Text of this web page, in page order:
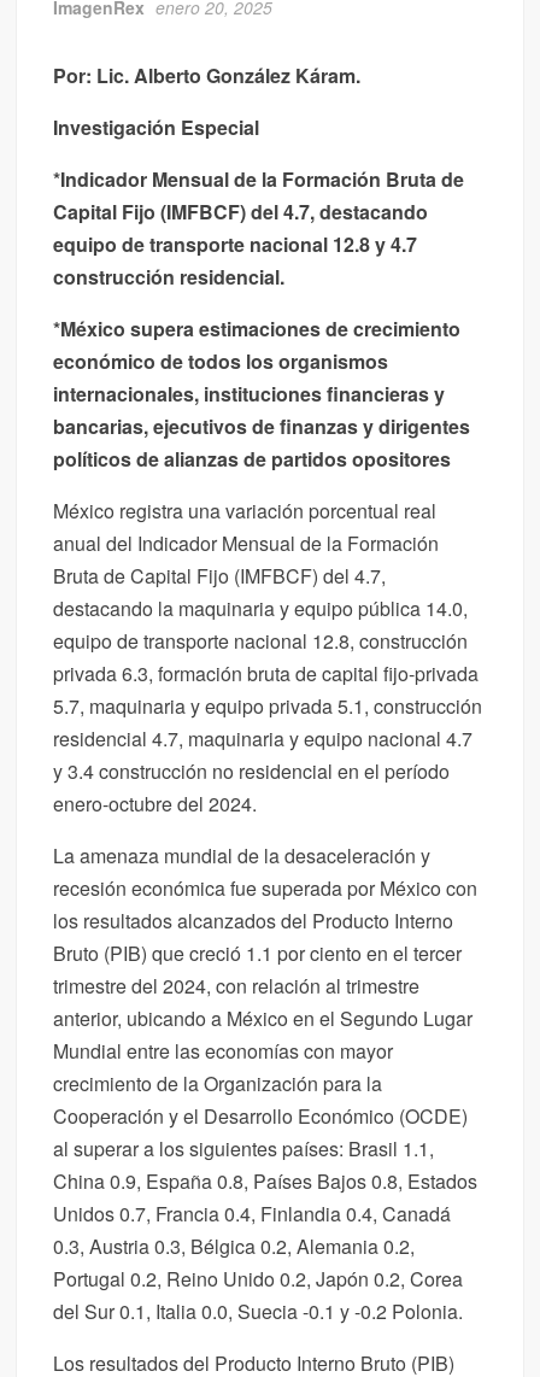
Reparó COMAPA fugas de agua potable en distintos sectores de la
Tamaulipas reforzará su política social para seguir reduciendo
ImagenRex enero 20, 2025
Por: Lic. Alberto González Káram.
Investigación Especial
*Indicador Mensual de la Formación Bruta de
Capital Fijo (IMFBCF) del 4.7, destacando
equipo de transporte nacional 12.8 y 4.7
construcción residencial.
*México supera estimaciones de crecimiento
económico de todos los organismos
internacionales, instituciones financieras y
bancarias, ejecutivos de finanzas y dirigentes
políticos de alianzas de partidos opositores
México registra una variación porcentual real
anual del Indicador Mensual de la Formación
Bruta de Capital Fijo (IMFBCF) del 4.7,
destacando la maquinaria y equipo pública 14.0,
equipo de transporte nacional 12.8, construcción
privada 6.3, formación bruta de capital fijo-privada
5.7, maquinaria y equipo privada 5.1, construcción
residencial 4.7, maquinaria y equipo nacional 4.7
y 3.4 construcción no residencial en el período
enero-octubre del 2024.
La amenaza mundial de la desaceleración y
recesión económica fue superada por México con
los resultados alcanzados del Producto Interno
Bruto (PIB) que creció 1.1 por ciento en el tercer
trimestre del 2024, con relación al trimestre
anterior, ubicando a México en el Segundo Lugar
Mundial entre las economías con mayor
crecimiento de la Organización para la
Cooperación y el Desarrollo Económico (OCDE)
al superar a los siguientes países: Brasil 1.1,
China 0.9, España 0.8, Países Bajos 0.8, Estados
Unidos 0.7, Francia 0.4, Finlandia 0.4, Canadá
0.3, Austria 0.3, Bélgica 0.2, Alemania 0.2,
Portugal 0.2, Reino Unido 0.2, Japón 0.2, Corea
del Sur 0.1, Italia 0.0, Suecia -0.1 y -0.2 Polonia.
Los resultados del Producto Interno Bruto (PIB)